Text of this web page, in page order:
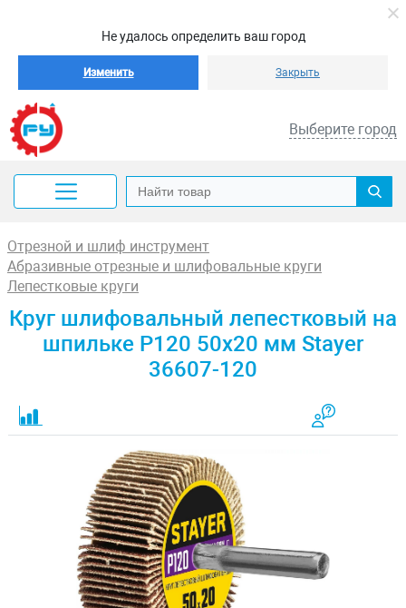
Не удалось определить ваш город
Изменить Закрыть
Выберите город
Отрезной и шлиф инструмент
Абразивные отрезные и шлифовальные круги
Лепестковые круги
Круг шлифовальный лепестковый на
шпильке P120 50х20 мм Stayer
36607-120